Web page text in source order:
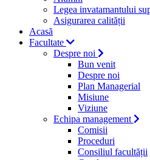
Legea invatamantului
Asigurarea calității
Acasă
Facultate
Despre noi
Bun venit
Despre noi
Plan Managerial
Misiune
Viziune
Echipa management
Comisii
Proceduri
Consiliul facultății